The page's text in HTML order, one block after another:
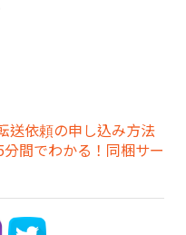
送依頼の申し込み方法
間でわかる！同梱サー